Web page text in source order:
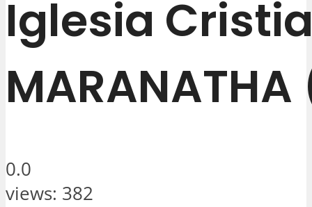
Iglesia
0.0
views: 382